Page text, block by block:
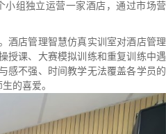
小组独立运营一家酒店，通过市场营
酒店管理智慧仿真实训室对酒店管理
授课、大赛模拟训练和重复训练中遇
感不强、时间教学无法覆盖各学员的
的喜爱。